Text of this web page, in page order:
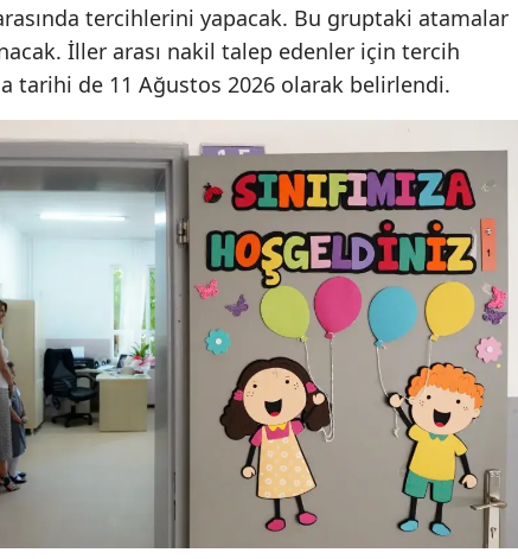
Kırklareli
Kocaeli
Konya
Kütahya
Malatya
Manisa
Kahramanmaraş
tercihlerini yapacak. Bu gruptaki atamalar
İller arası nakil talep edenler için tercih
tarihi de 11 Ağustos 2026 olarak belirlendi.
Kahramanmaraş'ta
orman yangını: Kontrol
altına alındı
Kahramanmaraş'ta
orman yangını:
altına alındı